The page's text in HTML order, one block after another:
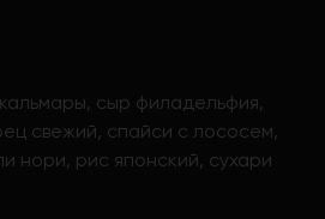
сыр филадельфия,
свежий, спайси с лососем,
нори, рис японский, сухари